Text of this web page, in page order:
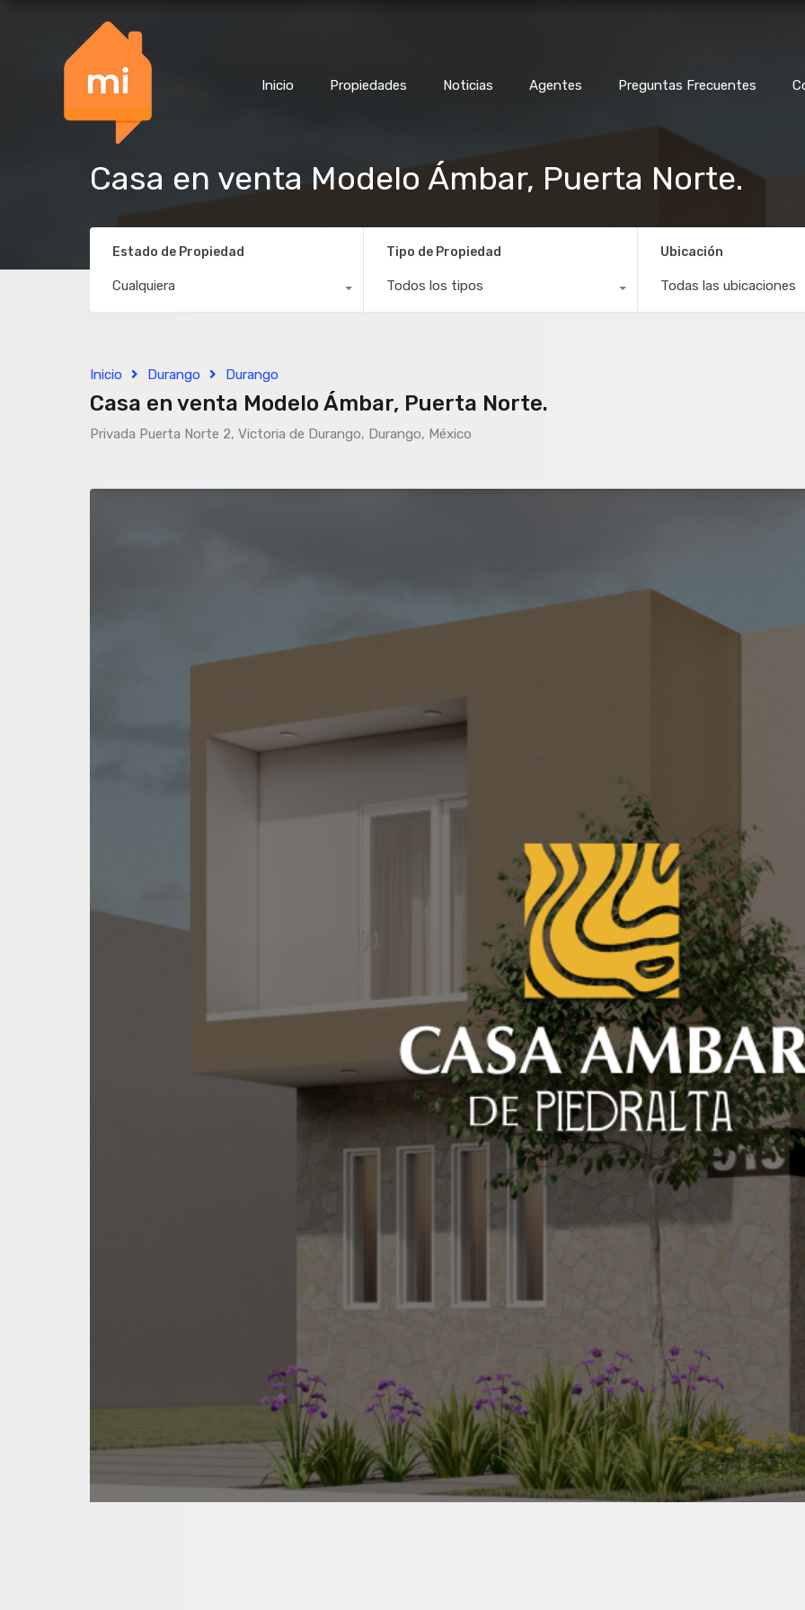
Inicio Propiedades Noticias Agentes Preguntas Frecuentes
Casa en venta Modelo Ámbar, Puerta Norte.
Estado de Propiedad
Cualquiera
Tipo de Propiedad
Todos los tipos
Ubicación
Todas las ubicaciones
Inicio Durango Durango
Casa en venta Modelo Ámbar, Puerta Norte.
Privada Puerta Norte 2, Victoria de Durango, Durango, México